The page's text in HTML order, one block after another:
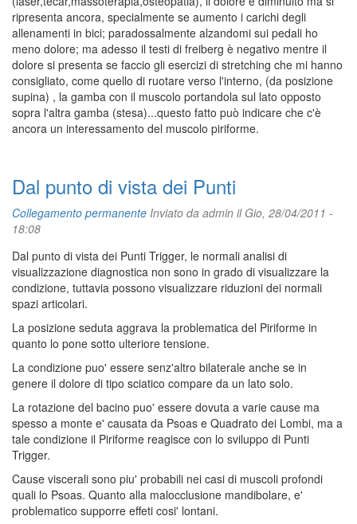
ripresenta ancora, specialmente se aumento i carichi degli
allenamenti in bici; paradossalmente alzandomi sui pedali ho
meno dolore; ma adesso il testi di freiberg è negativo mentre il
dolore si presenta se faccio gli esercizi di stretching che mi hanno
consigliato, come quello di ruotare verso l'interno, (da posizione
supina) , la gamba con il muscolo portandola sul lato opposto
sopra l'altra gamba (stesa)...questo fatto può indicare che c'è
ancora un interessamento del muscolo piriforme.
Dal punto di vista dei Punti
Collegamento permanente Inviato da admin il Gio, 28/04/2011 -
18:08
Dal punto di vista dei Punti Trigger, le normali analisi di
visualizzazione diagnostica non sono in grado di visualizzare la
condizione, tuttavia possono visualizzare riduzioni dei normali
spazi articolari.
La posizione seduta aggrava la problematica del Piriforme in
quanto lo pone sotto ulteriore tensione.
La condizione puo' essere senz'altro bilaterale anche se in
genere il dolore di tipo sciatico compare da un lato solo.
La rotazione del bacino puo' essere dovuta a varie cause ma
spesso a monte e' causata da Psoas e Quadrato dei Lombi, ma a
tale condizione il Piriforme reagisce con lo sviluppo di Punti
Trigger.
Cause viscerali sono piu' probabili nei casi di muscoli profondi
quali lo Psoas. Quanto alla malocclusione mandibolare, e'
problematico supporre effeti cosi' lontani.